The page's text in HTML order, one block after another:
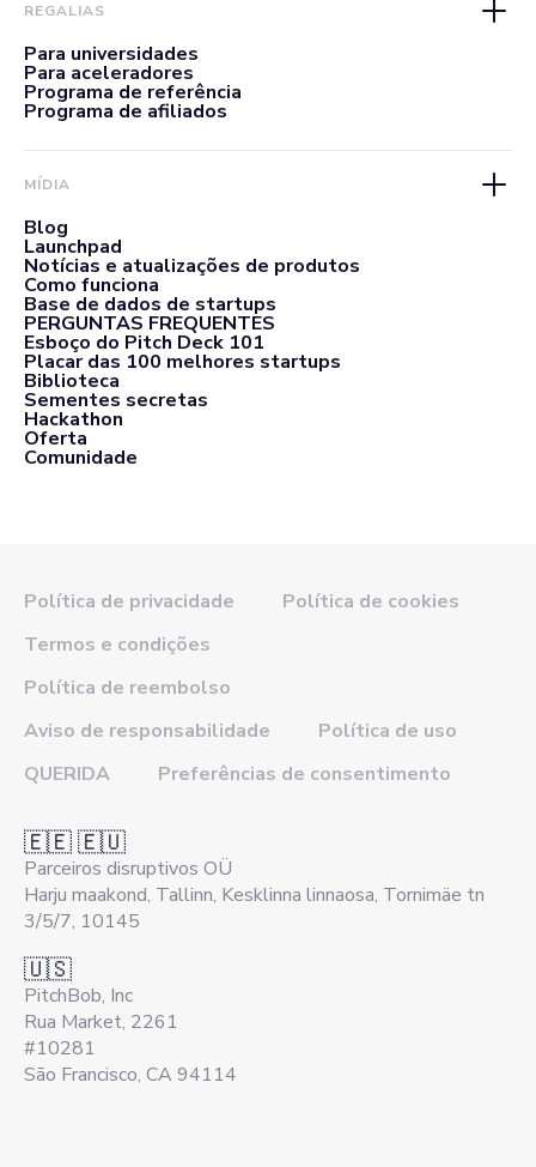
REGALIAS
Para universidades
Para aceleradores
Programa de referência
Programa de afiliados
MÍDIA
Blog
Launchpad
Notícias e atualizações de produtos
Como funciona
Base de dados de startups
PERGUNTAS FREQUENTES
Esboço do Pitch Deck 101
Placar das 100 melhores startups
Biblioteca
Sementes secretas
Hackathon
Oferta
Comunidade
Política de privacidade
Política de cookies
Termos e condições
Política de reembolso
Aviso de responsabilidade
Política de uso
QUERIDA
Preferências de consentimento
🇪🇪 🇪🇺
Parceiros disruptivos OÜ
Harju maakond, Tallinn, Kesklinna linnaosa, Tornimäe tn
3/5/7, 10145
🇺🇸
PitchBob, Inc
Rua Market, 2261
#10281
São Francisco, CA 94114